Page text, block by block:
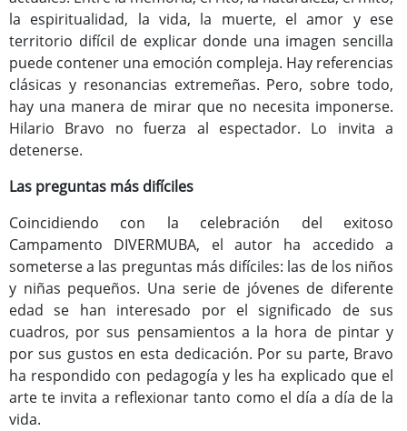
la espiritualidad, la vida, la muerte, el amor y ese
territorio difícil de explicar donde una imagen sencilla
puede contener una emoción compleja. Hay referencias
clásicas y resonancias extremeñas. Pero, sobre todo,
hay una manera de mirar que no necesita imponerse.
Hilario Bravo no fuerza al espectador. Lo invita a
detenerse.
Las preguntas más difíciles
Coincidiendo con la celebración del exitoso
Campamento DIVERMUBA, el autor ha accedido a
someterse a las preguntas más difíciles: las de los niños
y niñas pequeños. Una serie de jóvenes de diferente
edad se han interesado por el significado de sus
cuadros, por sus pensamientos a la hora de pintar y
por sus gustos en esta dedicación. Por su parte, Bravo
ha respondido con pedagogía y les ha explicado que el
arte te invita a reflexionar tanto como el día a día de la
vida.